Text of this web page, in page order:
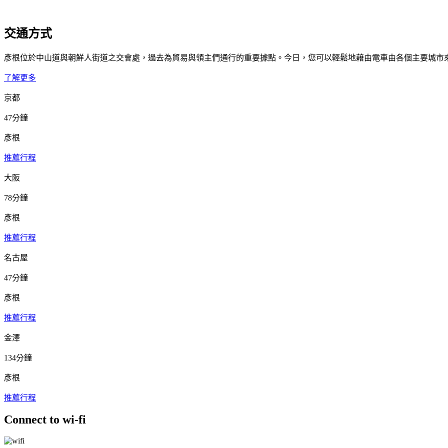
交通方式
彥根位於中山道與朝鮮人街道之交會處，過去為貿易與領主們通行的重要據點。今日，您可以輕鬆地藉由電車由各個主要城市
了解更多
京都
47分鐘
彥根
推薦行程
大阪
78分鐘
彥根
推薦行程
名古屋
47分鐘
彥根
推薦行程
金澤
134分鐘
彥根
推薦行程
Connect to wi-fi